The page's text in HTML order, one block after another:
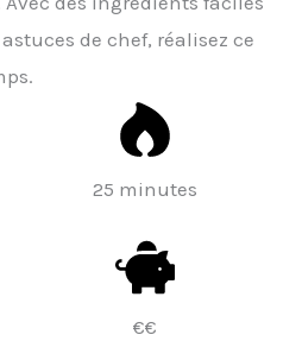
de chef, réalisez ce
25 minutes
€€